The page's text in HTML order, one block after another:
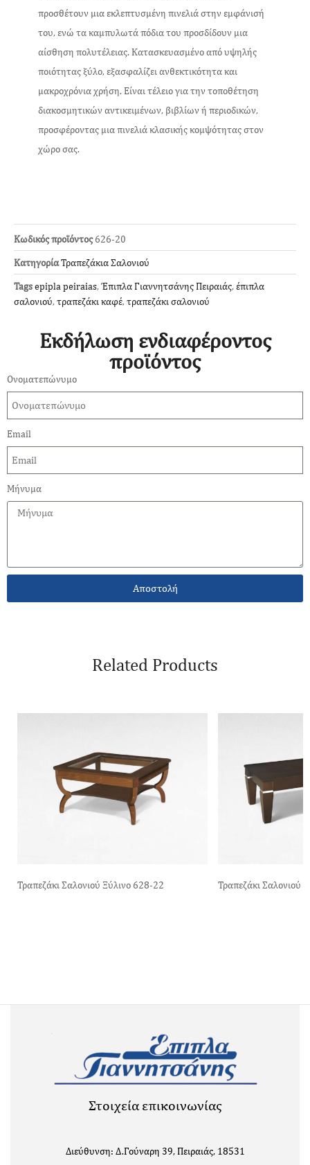
προσθέτουν μια εκλεπτυσμένη πινελιά στην εμφάνισή
του, ενώ τα καμπυλωτά πόδια του προσδίδουν μια
αίσθηση πολυτέλειας. Κατασκευασμένο από υψηλής
ποιότητας ξύλο, εξασφαλίζει ανθεκτικότητα και
μακροχρόνια χρήση. Είναι τέλειο για την τοποθέτηση
διακοσμητικών αντικειμένων, βιβλίων ή περιοδικών,
προσφέροντας μια πινελιά κλασικής κομψότητας στον
χώρο σας.
Κωδικός προϊόντος626-20
ΚατηγορίαΤραπεζάκια Σαλονιού
Tagsepipla peiraias,Έπιπλα Γιαννητσάνης Πειραιάς,έπιπλα
σαλονιού,τραπεζάκι καφέ,τραπεζάκι σαλονιού
Εκδήλωση ενδιαφέροντος
προϊόντος
Ονοματεπώνυμο
Email
Μήνυμα
Αποστολή
Related Products
Τραπεζάκι Σαλονιού Ξύλινο 628-22 Τραπεζάκι Σαλονιού
Στοιχεία επικοινωνίας
Διεύθυνση: Δ.Γούναρη 39, Πειραιάς, 18531